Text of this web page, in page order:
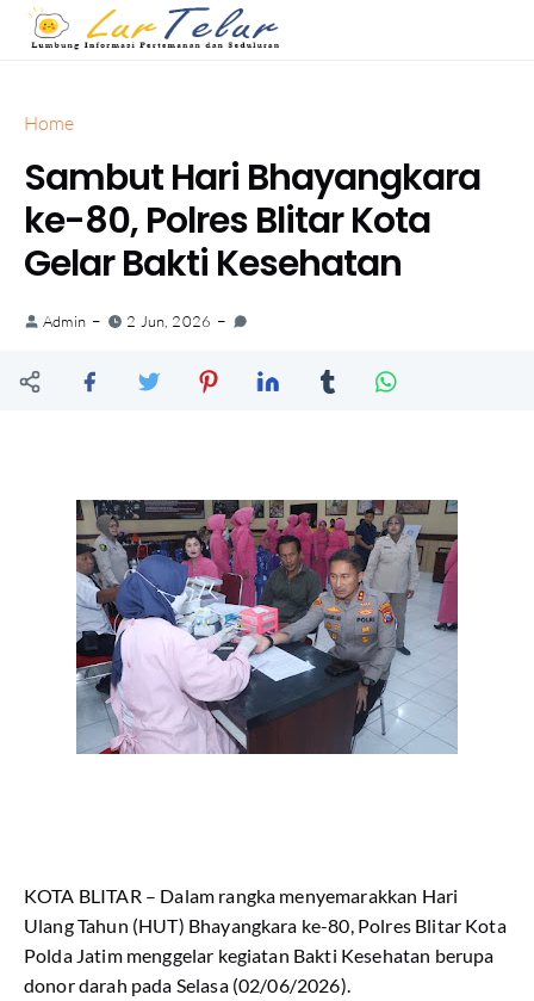
Home
Sambut Hari Bhayangkara
ke-80, Polres Blitar Kota
Gelar Bakti Kesehatan
Admin 2 Jun, 2026
KOTA BLITAR – Dalam rangka menyemarakkan Hari
Ulang Tahun (HUT) Bhayangkara ke-80, Polres Blitar Kota
Polda Jatim menggelar kegiatan Bakti Kesehatan berupa
donor darah pada Selasa (02/06/2026).